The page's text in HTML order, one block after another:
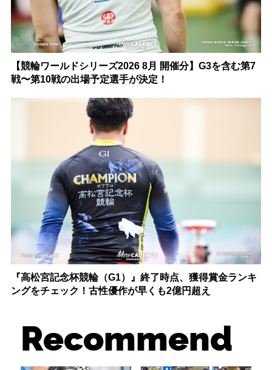
【競輪ワールドシリーズ2026 8月 開催分】G3を含む第7
戦〜第10戦の出場予定選手が決定！
『高松宮記念杯競輪（G1）』終了時点、獲得賞金ランキ
ングをチェック！古性優作が早くも2億円超え
Recommend